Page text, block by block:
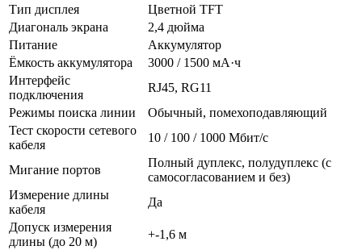
Тип дисплея
Цветной TFT
Диагональ экрана
2,4 дюйма
Питание
Аккумулятор
Ёмкость аккумулятора
3000 / 1500 мА·ч
Интерфейс
подключения
RJ45, RG11
Режимы поиска линии
Обычный, помехоподавляющий
Тест скорости сетевого
кабеля
10 / 100 / 1000 Мбит/с
Мигание портов
Полный дуплекс, полудуплекс (с
самосогласованием и без)
Измерение длины
кабеля
Да
Допуск измерения
длины (до 20 м)
+-1,6 м